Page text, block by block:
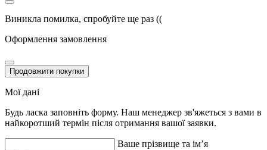
Виникла помилка, спробуйте ще раз ((
Оформлення замовлення
Продовжити покупки
Мої дані
Будь ласка заповніть форму. Наш менеджер зв'яжеться з вами в
найкоротший термін після отримання вашої заявки.
Ваше прізвище та ім’я